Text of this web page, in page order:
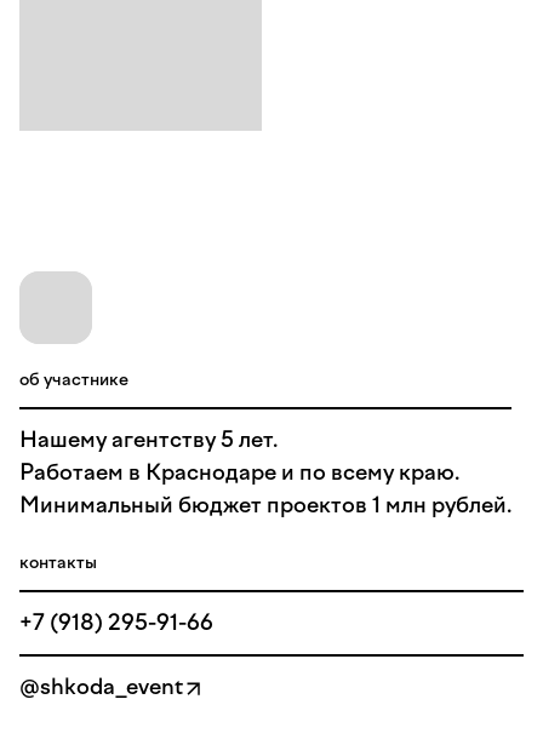
об участнике
Нашему агентству 5 лет.
Работаем в Краснодаре и по всему краю.
Минимальный бюджет проектов 1 млн рублей.
контакты
+7 (918) 295-91-66
@shkoda_event